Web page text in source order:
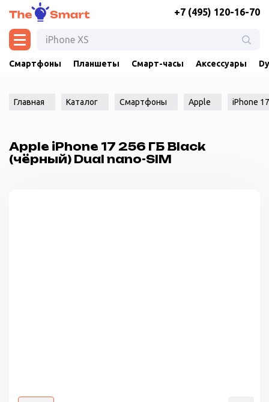
+7 (495) 120-16-70
Смартфоны Планшеты Смарт-часы Аксессуары
Главная Каталог Смартфоны Apple iPhone 17
Apple iPhone 17 256 ГБ Black
(чёрный) Dual nano-SIM